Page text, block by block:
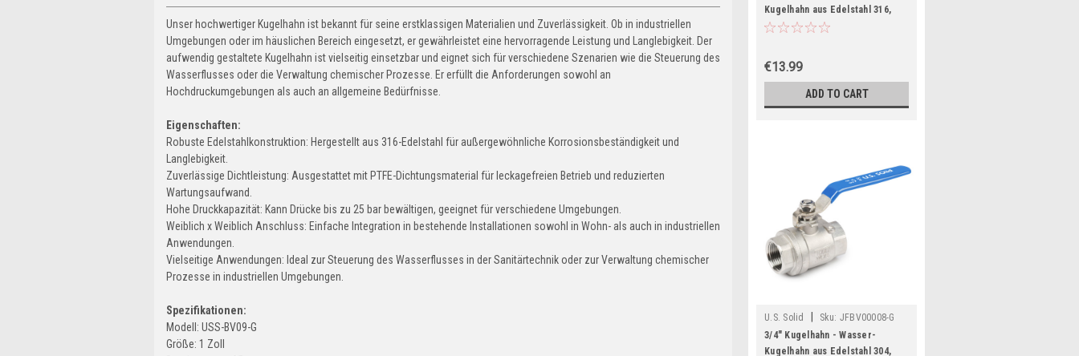
Unser hochwertiger Kugelhahn ist bekannt für seine erstklassigen Materialien und Zuverlässigkeit. Ob in industriellen
Umgebungen oder im häuslichen Bereich eingesetzt, er gewährleistet eine hervorragende Leistung und Langlebigkeit. Der
aufwendig gestaltete Kugelhahn ist vielseitig einsetzbar und eignet sich für verschiedene Szenarien wie die Steuerung des
Wasserflusses oder die Verwaltung chemischer Prozesse. Er erfüllt die Anforderungen sowohl an
Hochdruckumgebungen als auch an allgemeine Bedürfnisse.
Eigenschaften:
Robuste Edelstahlkonstruktion: Hergestellt aus 316-Edelstahl für außergewöhnliche Korrosionsbeständigkeit und
Langlebigkeit.
Zuverlässige Dichtleistung: Ausgestattet mit PTFE-Dichtungsmaterial für leckagefreien Betrieb und reduzierten
Wartungsaufwand.
Hohe Druckkapazität: Kann Drücke bis zu 25 bar bewältigen, geeignet für verschiedene Umgebungen.
Weiblich x Weiblich Anschluss: Einfache Integration in bestehende Installationen sowohl in Wohn- als auch in industriellen
Anwendungen.
Vielseitige Anwendungen: Ideal zur Steuerung des Wasserflusses in der Sanitärtechnik oder zur Verwaltung chemischer
Prozesse in industriellen Umgebungen.
Spezifikationen:
Modell: USS-BV09-G
Größe: 1 Zoll
Kugelhahn aus Edelstahl 316,
Innengewinde, voller Durchgang,
€13.99
ADD TO CART
U.S. Solid Sku: JFBV00008-G
3/4" Kugelhahn - Wasser-
Kugelhahn aus Edelstahl 304,